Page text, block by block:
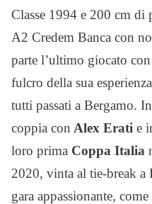
Classe 1994 e 200 cm di
A2 Credem Banca con
parte l’ultimo giocato
fulcro della sua
tutti passati a Bergamo.
coppia con Alex Erati e
loro prima Coppa Italia
2020, vinta al tie-break
gara appassionante,